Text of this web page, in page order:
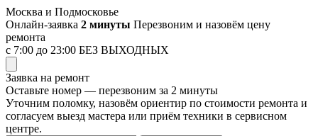
Перейти
к
содержимому
Москва и Подмосковье
Онлайн-заявка 2 минуты Перезвоним и назовём цену
ремонта
с 7:00 до 23:00 БЕЗ ВЫХОДНЫХ
Заявка на ремонт
Оставьте номер — перезвоним за 2 минуты
Уточним поломку, назовём ориентир по стоимости ремонта и
согласуем выезд мастера или приём техники в сервисном
центре.